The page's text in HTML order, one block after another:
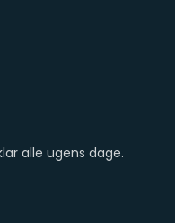
alle ugens dage.